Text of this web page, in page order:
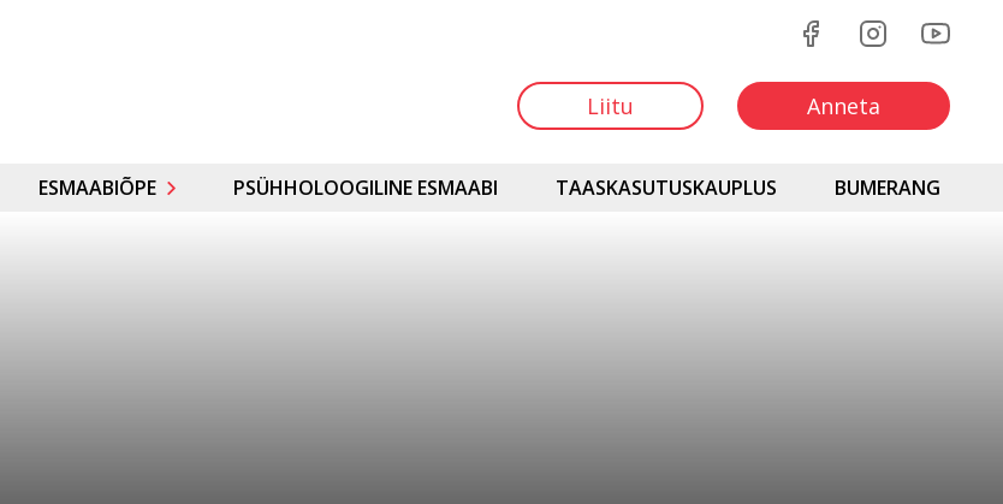
Liitu Anneta
ESMAABIÕPE PSÜHHOLOOGILINE ESMAABI TAASKASUTUSKAUPLUS BUMERANG